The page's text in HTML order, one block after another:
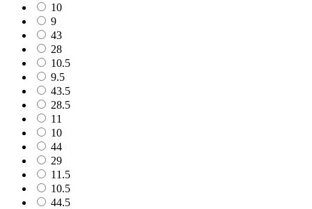
10
9
43
28
10.5
9.5
43.5
28.5
11
10
44
29
11.5
10.5
44.5